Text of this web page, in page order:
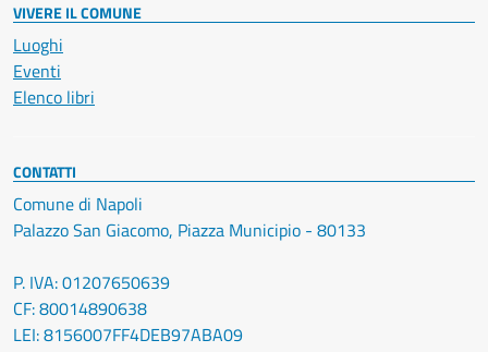
VIVERE IL COMUNE
Luoghi
Eventi
Elenco libri
CONTATTI
Comune di Napoli
Palazzo San Giacomo, Piazza Municipio - 80133
P. IVA: 01207650639
CF: 80014890638
LEI: 8156007FF4DEB97ABA09